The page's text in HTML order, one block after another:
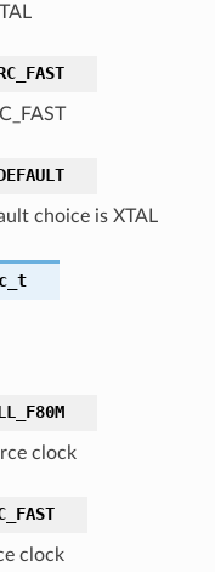
choice is XTAL
clock
clock